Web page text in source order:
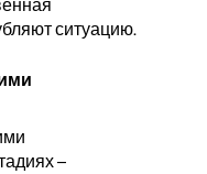
ситуацию.
–